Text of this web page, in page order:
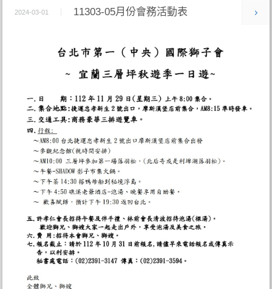
2024-03-01 11303-05月份會務活動表